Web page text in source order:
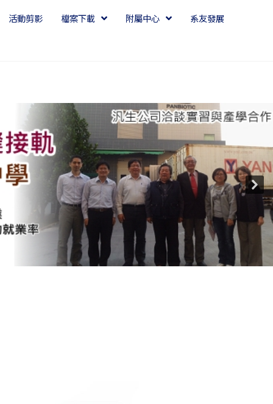
活動剪影 檔案下載 附屬中心 系友發展